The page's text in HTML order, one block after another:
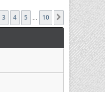
1из10
3 4 5 10 След.